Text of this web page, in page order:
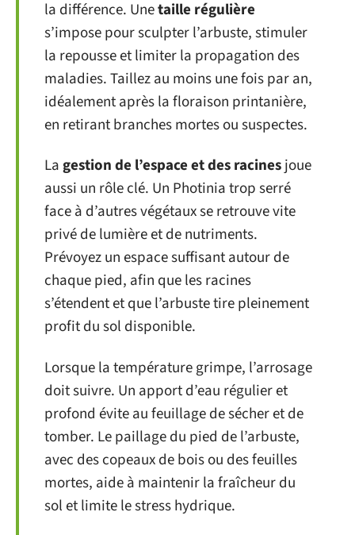
la différence. Unetaille régulière
s’impose pour sculpter l’arbuste, stimuler
la repousse et limiter la propagation des
maladies. Taillez au moins une fois par an,
idéalement après la floraison printanière,
en retirant branches mortes ou suspectes.
Lagestion de l’espace et des racinesjoue
aussi un rôle clé. Un Photinia trop serré
face à d’autres végétaux se retrouve vite
privé de lumière et de nutriments.
Prévoyez un espace suffisant autour de
chaque pied, afin que les racines
s’étendent et que l’arbuste tire pleinement
profit du sol disponible.
Lorsque la température grimpe, l’arrosage
doit suivre. Un apport d’eau régulier et
profond évite au feuillage de sécher et de
tomber. Le paillage du pied de l’arbuste,
avec des copeaux de bois ou des feuilles
mortes, aide à maintenir la fraîcheur du
sol et limite le stress hydrique.